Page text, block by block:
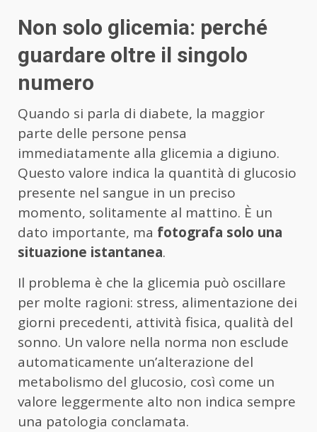
Non solo glicemia: perché
guardare oltre il singolo
numero
Quando si parla di diabete, la maggior
parte delle persone pensa
immediatamente alla glicemia a digiuno.
Questo valore indica la quantità di glucosio
presente nel sangue in un preciso
momento, solitamente al mattino. È un
dato importante, ma fotografa solo una
situazione istantanea.
Il problema è che la glicemia può oscillare
per molte ragioni: stress, alimentazione dei
giorni precedenti, attività fisica, qualità del
sonno. Un valore nella norma non esclude
automaticamente un’alterazione del
metabolismo del glucosio, così come un
valore leggermente alto non indica sempre
una patologia conclamata.